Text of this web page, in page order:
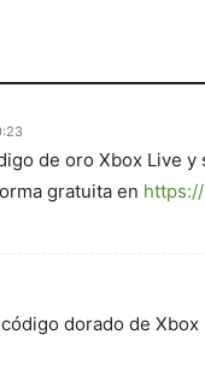
de oro Xbox Live
gratuita en
código dorado de